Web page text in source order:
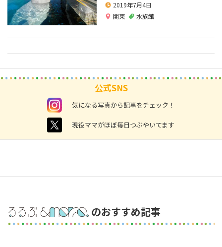
2019年7月4日
関東
水族館
公式SNS
instagram 気になる写真から記事をチェック！
twitter 現役ママがほぼ毎日つぶやいてます
のおすすめ記事